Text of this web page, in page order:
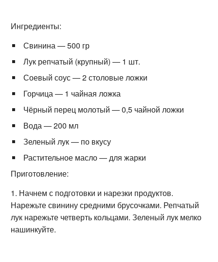
Ингредиенты:
Свинина — 500 гр
Лук репчатый (крупный) — 1 шт.
Соевый соус — 2 столовые ложки
Горчица — 1 чайная ложка
Чёрный перец молотый — 0,5 чайной ложки
Вода — 200 мл
Зеленый лук — по вкусу
Растительное масло — для жарки
Приготовление:
1. Начнем с подготовки и нарезки продуктов.
Нарежьте свинину средними брусочками. Репчатый
лук нарежьте четверть кольцами. Зеленый лук мелко
нашинкуйте.